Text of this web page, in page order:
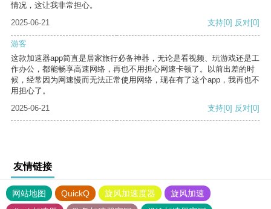
情况，这让我非常担心。
2025-06-21
支持[0] 反对[0]
游客
这款加速器app简直是居家旅行必备神器，无论是看视频、玩游戏还是工
作办公，都能畅享高速网络，再也不用担心网速卡顿了。以前出差的时
候，经常因为网速慢而无法正常使用网络，现在有了这个app，我再也不
用担心了。
2025-06-21
支持[0] 反对[0]
友情链接
网站地图 QuickQ 旋风加速度器
旋风加速